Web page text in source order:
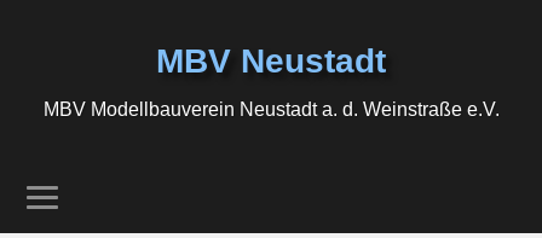
MBV Neustadt
MBV Modellbauverein Neustadt a. d. Weinstraße e.V.